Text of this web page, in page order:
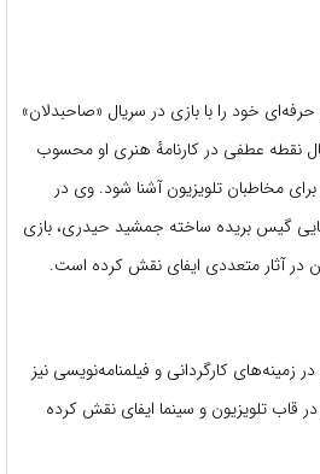
خود را با بازی در سریال «صاحبدلان»
نقطه عطفی در کارنامهٔ هنری او محسوب
مخاطبان تلویزیون آشنا شود. وی در
گیس بریده ساخته جمشید حیدری، بازی
در آثار متعددی ایفای نقش کرده است.
زمینه‌های کارگردانی و فیلمنامه‌نویسی نیز
در قاب تلویزیون و سینما ایفای نقش کرده